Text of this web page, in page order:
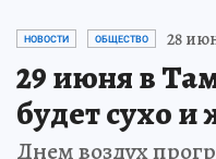
НОВОСТИ ОБЩЕСТВО 28
29 июня в
будет сухо и
Днем воздух